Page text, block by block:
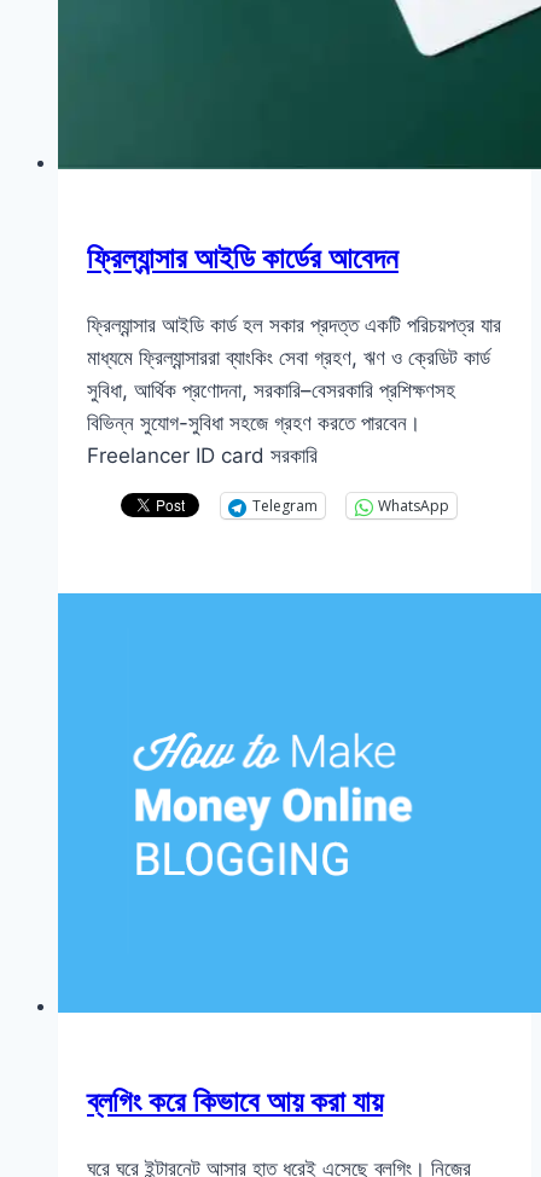
ফ্রিল্যান্সার আইডি কার্ডের আবেদন
ফ্রিল্যান্সার আইডি কার্ড হল সকার প্রদত্ত একটি পরিচয়পত্র যার
মাধ্যমে ফ্রিল্যান্সাররা ব্যাংকিং সেবা গ্রহণ, ঋণ ও ক্রেডিট কার্ড
সুবিধা, আর্থিক প্রণোদনা, সরকারি–বেসরকারি প্রশিক্ষণসহ
বিভিন্ন সুযোগ-সুবিধা সহজে গ্রহণ করতে পারবেন।
Freelancer ID card সরকারি
Telegram WhatsApp
ব্লগিং করে কিভাবে আয় করা যায়
ঘরে ঘরে ইন্টারনেট আসার হাত ধরেই এসেছে ব্লগিং। নিজের